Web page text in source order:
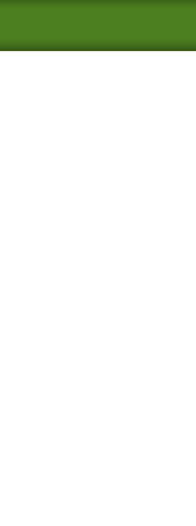
ル配信を登録す